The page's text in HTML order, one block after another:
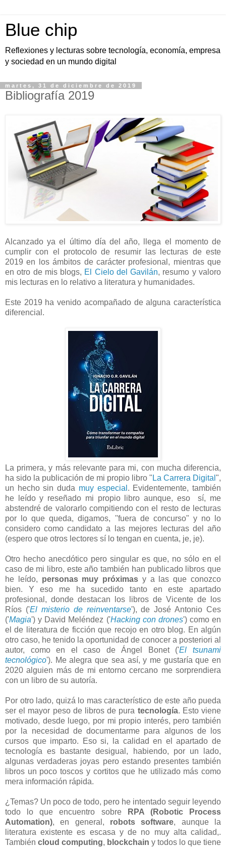
Blue chip
Reflexiones y lecturas sobre tecnología, economía, empresa
y sociedad en un mundo digital
martes, 31 de diciembre de 2019
Bibliografía 2019
Alcanzado ya el último día del año, llega el momento de
cumplir con el protocolo de resumir las lecturas de este
2019 en los ámbitos de carácter profesional, mientras que
en otro de mis blogs, El Cielo del Gavilán, resumo y valoro
mis lecturas en lo relativo a literatura y humanidades.
Este 2019 ha venido acompañado de alguna característica
diferencial.
La primera, y más relevante para mi, con mucha diferencia,
ha sido la publicación de mi propio libro " La Carrera Digital ",
un hecho sin duda muy especial . Evidentemente, también
he leído y reseñado mi propio libro aunque, eso sí, me
abstendré de valorarlo compitiendo con el resto de lecturas
por lo que queda, digamos, ''fuera de concurso" y no lo
considero como candidato a las mejores lecturas del año
(espero que otros lectores sí lo tengan en cuenta, je, je).
Otro hecho anecdótico pero singular es que, no sólo en el
caso de mi libro, este año también han publicado libros que
he leído, personas muy próximas y a las que conozco
bien. Y eso me ha sucedido tanto en este apartado
profesional, donde destacan los libros de Vicente de los
Ríos ('El misterio de reinventarse'), de José Antonio Ces
('Magia') y David Meléndez ('Hacking con drones') como en
el de literatura de ficción que recojo en otro blog. En algún
otro caso, he tenido la oportunidad de conocer a posteriori al
autor, como en el caso de Ángel Bonet ('El tsunami
tecnológico'). Me alegra que sea así, y me gustaría que en
2020 alguien más de mi entorno cercano me sorprendiera
con un libro de su autoría.
Por otro lado, quizá lo mas característico de este año pueda
ser el mayor peso de libros de pura tecnología. Esto viene
motivado, desde luego, por mi propio interés, pero también
por la necesidad de documentarme para algunos de los
cursos que imparto. Eso si, la calidad en el apartado de
tecnología es bastante desigual, habiendo, por un lado,
algunas verdaderas joyas pero estando presentes también
libros un poco toscos y cortitos que he utilizado más como
mera información rápida.
¿Temas? Un poco de todo, pero he intentado seguir leyendo
todo lo que encuentro sobre
RPA (Robotic Process
Automation), en general, robots software, aunque la
literatura existente es escasa y de no muy alta calidad,.
También cloud computing, blockchain y todos lo que tiene